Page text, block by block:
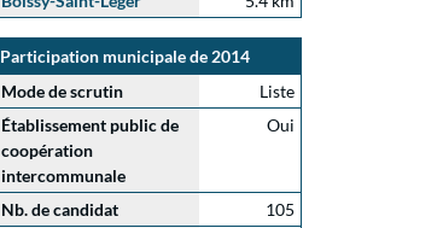
Participation municipale de 2014
Mode de scrutin
Liste
Établissement public de
coopération
intercommunale
Oui
Nb. de candidat
105